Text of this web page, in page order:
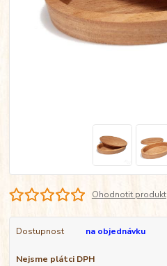
Ohodnotit produkt
Dostupnost na objednávku
Nejsme plátci DPH